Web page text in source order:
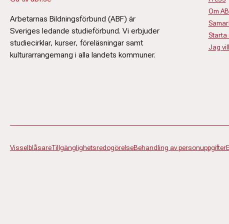
Arbetarnas Bildningsförbund (ABF) är
Sveriges ledande studieförbund. Vi erbjuder
studiecirklar, kurser, föreläsningar samt
kulturarrangemang i alla landets kommuner.
Om
Starta
Jag
VisselblåsareTillgänglighetsredogörelseBehandling av personuppgifter